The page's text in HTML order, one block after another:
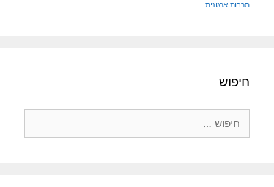
תרבות ארגונית
חיפוש